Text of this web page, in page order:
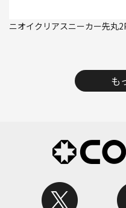
ニオイクリアスニーカー先丸
も